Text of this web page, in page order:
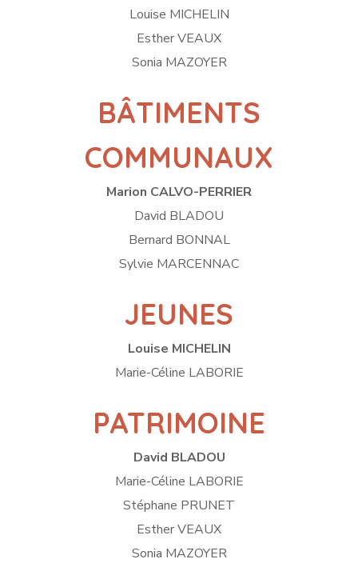
Louise MICHELIN
Esther VEAUX
Sonia MAZOYER
BÂTIMENTS
COMMUNAUX
Marion CALVO-PERRIER
David BLADOU
Bernard BONNAL
Sylvie MARCENNAC
JEUNES
Louise MICHELIN
Marie-Céline LABORIE
PATRIMOINE
David BLADOU
Marie-Céline LABORIE
Stéphane PRUNET
Esther VEAUX
Sonia MAZOYER